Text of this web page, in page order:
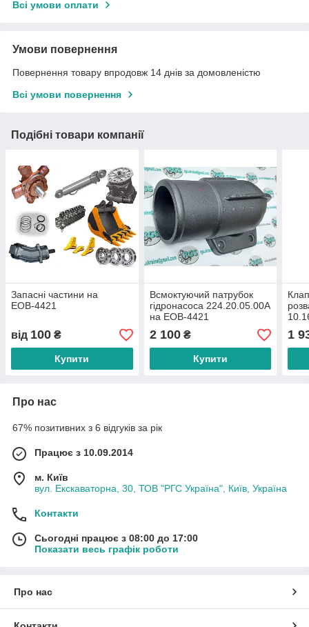
Всі умови оплати
Умови повернення
Повернення товару впродовж 14 днів за домовленістю
Всі умови повернення
Подібні товари компанії
Запасні частини на
ЕОВ-4421
від 100 ₴
Купити
Всмоктуючий патрубок
гідронасоса 224.20.05.00А
на ЕОВ-4421
2 100₴
Купити
1
Про нас
67% позитивних з 6 відгуків за рік
Працює з 10.09.2014
м. Київ
вул. Екскаваторна, 30, ТОВ "РГС Україна", Київ, Україна
Контакти
Сьогодні працює з 08:00 до 17:00
Показати весь графік роботи
Про нас